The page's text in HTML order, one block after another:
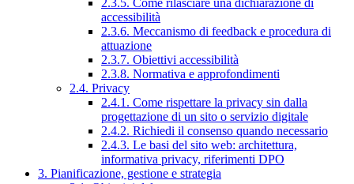
accessibilità
2.3.6. Meccanismo di feedback e procedura di
attuazione
2.3.7. Obiettivi accessibilità
2.3.8. Normativa e approfondimenti
2.4. Privacy
2.4.1. Come rispettare la privacy sin dalla
progettazione di un sito o servizio digitale
2.4.2. Richiedi il consenso quando necessario
2.4.3. Le basi del sito web: architettura,
informativa privacy, riferimenti DPO
3. Pianificazione, gestione e strategia